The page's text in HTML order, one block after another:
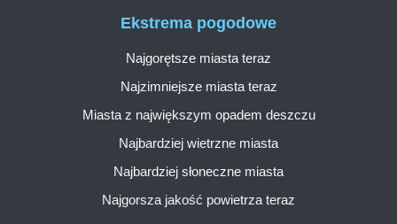
Ekstrema pogodowe
Najgorętsze miasta teraz
Najzimniejsze miasta teraz
Miasta z największym opadem deszczu
Najbardziej wietrzne miasta
Najbardziej słoneczne miasta
Najgorsza jakość powietrza teraz